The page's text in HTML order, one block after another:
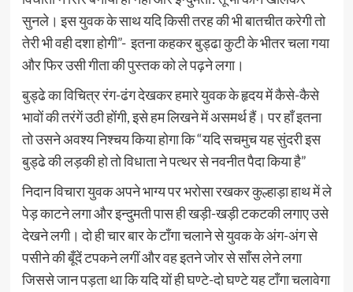
सुनले। इस युवक के साथ यदि किसी तरह की भी बातचीत करेगी तो
तेरी भी वही दशा होगी”- इतना कहकर बुड्ढा कुटी के भीतर चला गया
और फिर उसी गीता की पुस्तक को ले पढ़ने लगा।
बुड्ढे का विचित्र रंग-ढंग देखकर हमारे युवक के हृदय में कैसे-कैसे
भावों की तरंगें उठी होंगी, इसे हम लिखने में असमर्थ हैं। पर हाँ इतना
तो उसने अवश्य निश्चय किया होगा कि “यदि सचमुच यह सुंदरी इस
बुड्ढे की लड़की हो तो विधाता ने पत्थर से नवनीत पैदा किया है”
निदान विचारा युवक अपने भाग्य पर भरोसा रखकर कुल्हाड़ा हाथ में ले
पेड़ काटने लगा और इन्दुमती पास ही खड़ी-खड़ी टकटकी लगाए उसे
देखने लगी। दो ही चार बार के टाँगा चलाने से युवक के अंग-अंग से
पसीने की बूँदें टपकने लगीं और वह इतने जोर से साँस लेने लगा
जिससे जान पड़ता था कि यदि यों ही घण्टे-दो घण्टे यह टाँगा चलावेगा